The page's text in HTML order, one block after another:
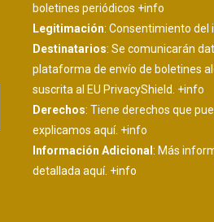
boletines periódicos +info
Legitimación: Consentimiento del
Destinatarios: Se comunicarán
plataforma de envío de boletines
suscrita al EU PrivacyShield. +info
Derechos: Tiene derechos que
explicamos aquí. +info
Información Adicional: Más
detallada aquí. +info